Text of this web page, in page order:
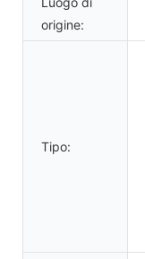
origine:
Tipo: